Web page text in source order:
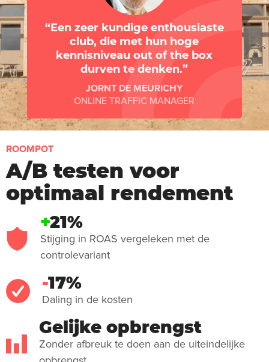
Een zeer kundige enthousiaste
club, die met hun hoge
kennisniveau out of the box
durven te denken.
JORNT DE MEURICHY
ONLINE TRAFFIC MANAGER
ROOMPOT
A/B testen voor
optimaal rendement
+21%
Stijging in ROAS vergeleken met de
controlevariant
-17%
Daling in de kosten
Gelijke opbrengst
Zonder afbreuk te doen aan de uiteindelijke